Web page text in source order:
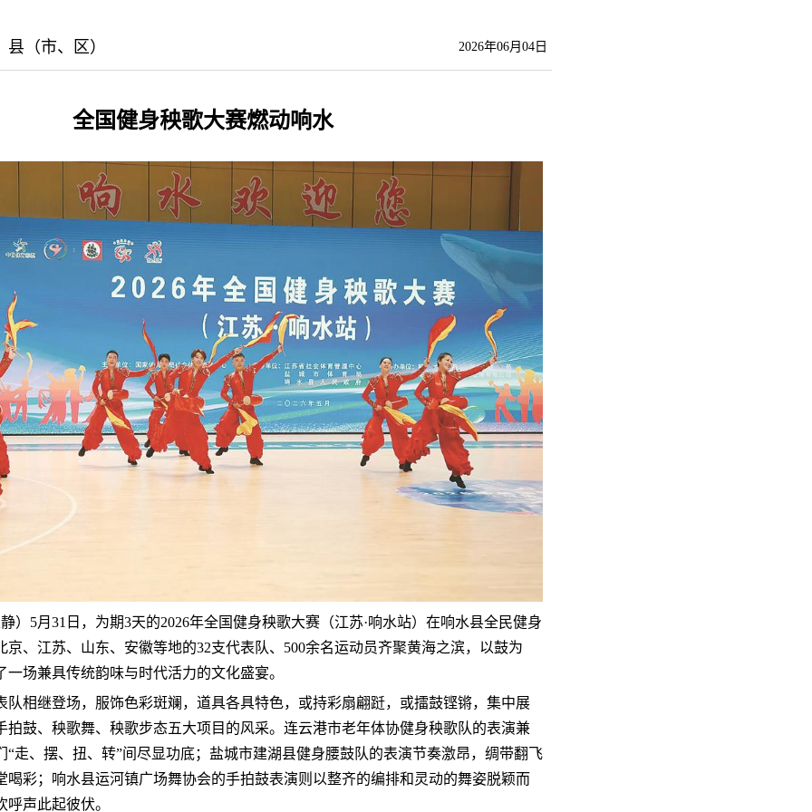
县（市、区） 2026年06月04日
全国健身秧歌大赛燃动响水
）5月31日，为期3天的2026年全国健身秧歌大赛（江苏·响水站）在响水县全民健身
京、江苏、山东、安徽等地的32支代表队、500余名运动员齐聚黄海之滨，以鼓为
场兼具传统韵味与时代活力的文化盛宴。
队相继登场，服饰色彩斑斓，道具各具特色，或持彩扇翩跹，或擂鼓铿锵，集中展
拍鼓、秧歌舞、秧歌步态五大项目的风采。连云港市老年体协健身秧歌队的表演兼
“走、摆、扭、转”间尽显功底；盐城市建湖县健身腰鼓队的表演节奏激昂，绸带翻飞
喝彩；响水县运河镇广场舞协会的手拍鼓表演则以整齐的编排和灵动的舞姿脱颖而
声此起彼伏。